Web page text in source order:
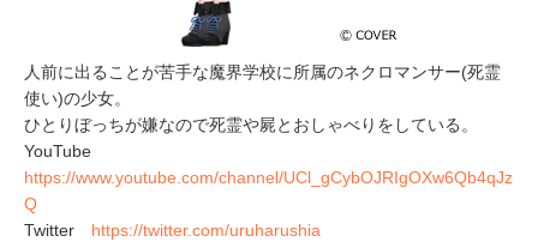
人前に出ることが苦手な魔界学校に所属のネクロマンサー(死霊
使い)の少女。
ひとりぼっちが嫌なので死霊や屍とおしゃべりをしている。
YouTube
https://www.youtube.com/channel/UCl_gCybOJRIgOXw6Qb4qJz
Q
Twitter https://twitter.com/uruharushia